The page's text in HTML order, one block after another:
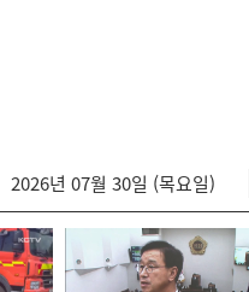
2026년 07월 30일 (목요일)